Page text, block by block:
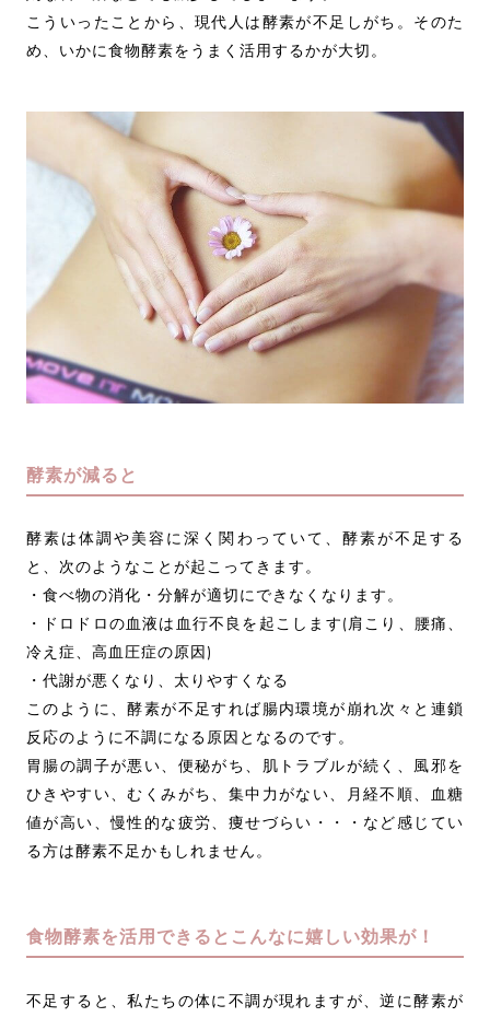
こういったことから、現代人は酵素が不足しがち。そのた
め、いかに食物酵素をうまく活用するかが大切。
酵素が減ると
酵素は体調や美容に深く関わっていて、酵素が不足する
と、次のようなことが起こってきます。
・食べ物の消化・分解が適切にできなくなります。
・ドロドロの血液は血行不良を起こします(肩こり、腰痛、
冷え症、高血圧症の原因)
・代謝が悪くなり、太りやすくなる
このように、酵素が不足すれば腸内環境が崩れ次々と連鎖
反応のように不調になる原因となるのです。
胃腸の調子が悪い、便秘がち、肌トラブルが続く、風邪を
ひきやすい、むくみがち、集中力がない、月経不順、血糖
値が高い、慢性的な疲労、痩せづらい・・・など感じてい
る方は酵素不足かもしれません。
食物酵素を活用できるとこんなに嬉しい効果が！
不足すると、私たちの体に不調が現れますが、逆に酵素が